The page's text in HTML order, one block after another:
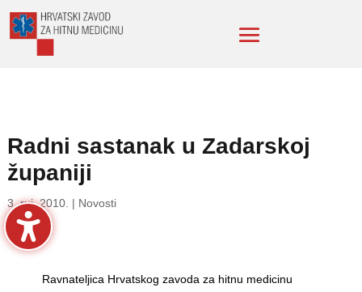
Radni sastanak u Zadarskoj
županiji
3. ruj. 2010. | Novosti
Ravnateljica Hrvatskog zavoda za hitnu medicinu